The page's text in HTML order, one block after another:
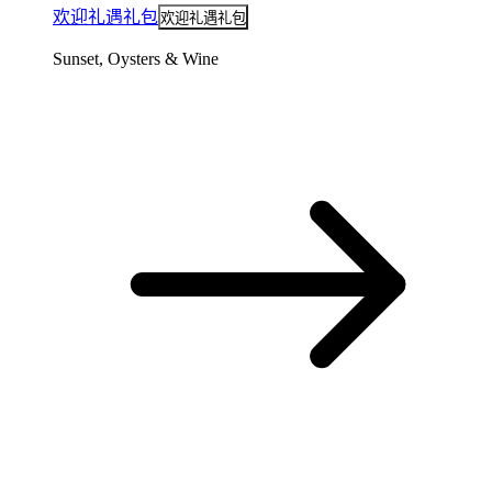
欢迎礼遇礼包欢迎礼遇礼包
Sunset, Oysters & Wine